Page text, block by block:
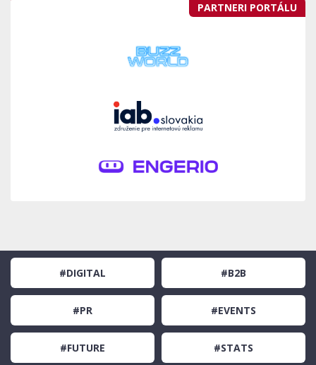
PARTNERI PORTÁLU
#DIGITAL #B2B
#PR #EVENTS
#FUTURE #STATS